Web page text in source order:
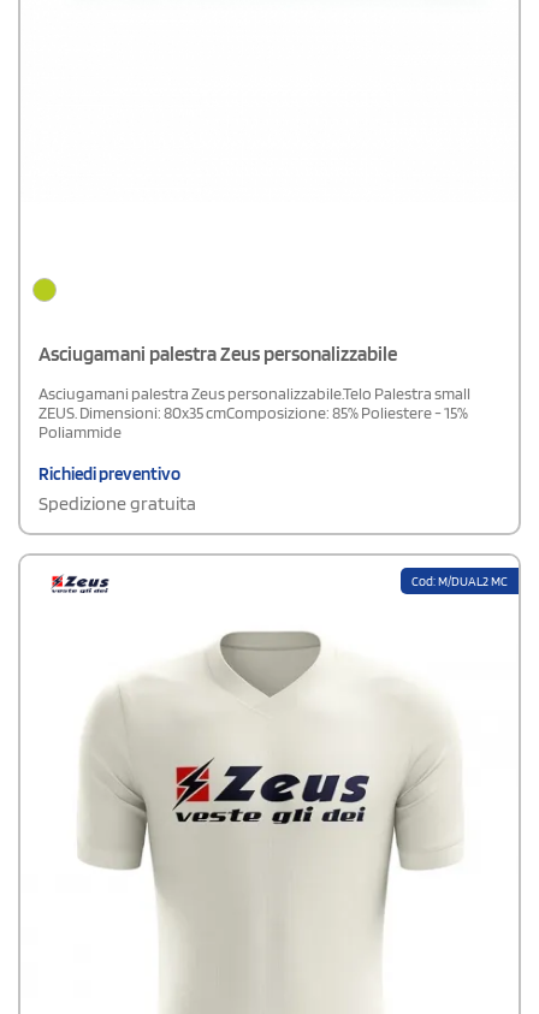
Asciugamani palestra Zeus personalizzabile
Asciugamani palestra Zeus personalizzabile.Telo Palestra small
ZEUS. Dimensioni: 80x35 cmComposizione: 85% Poliestere - 15%
Poliammide
Richiedi preventivo
Spedizione gratuita
Cod: M/DUAL2 MC